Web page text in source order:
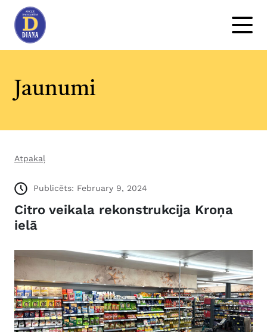
Jaunumi
Atpakaļ
Citro veikala rekonstrukcija Kroņa
ielā
Publicēts: February 9, 2024